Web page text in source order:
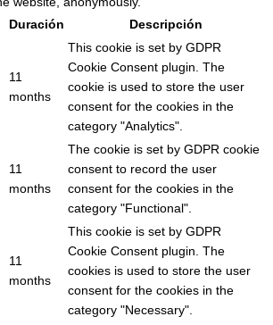
Duración Descripción
11
months
This cookie is set by GDPR
Cookie Consent plugin. The
cookie is used to store the user
consent for the cookies in the
category "Analytics".
11
months
The cookie is set by GDPR cookie
consent to record the user
consent for the cookies in the
category "Functional".
11
months
This cookie is set by GDPR
Cookie Consent plugin. The
cookies is used to store the user
consent for the cookies in the
category "Necessary".